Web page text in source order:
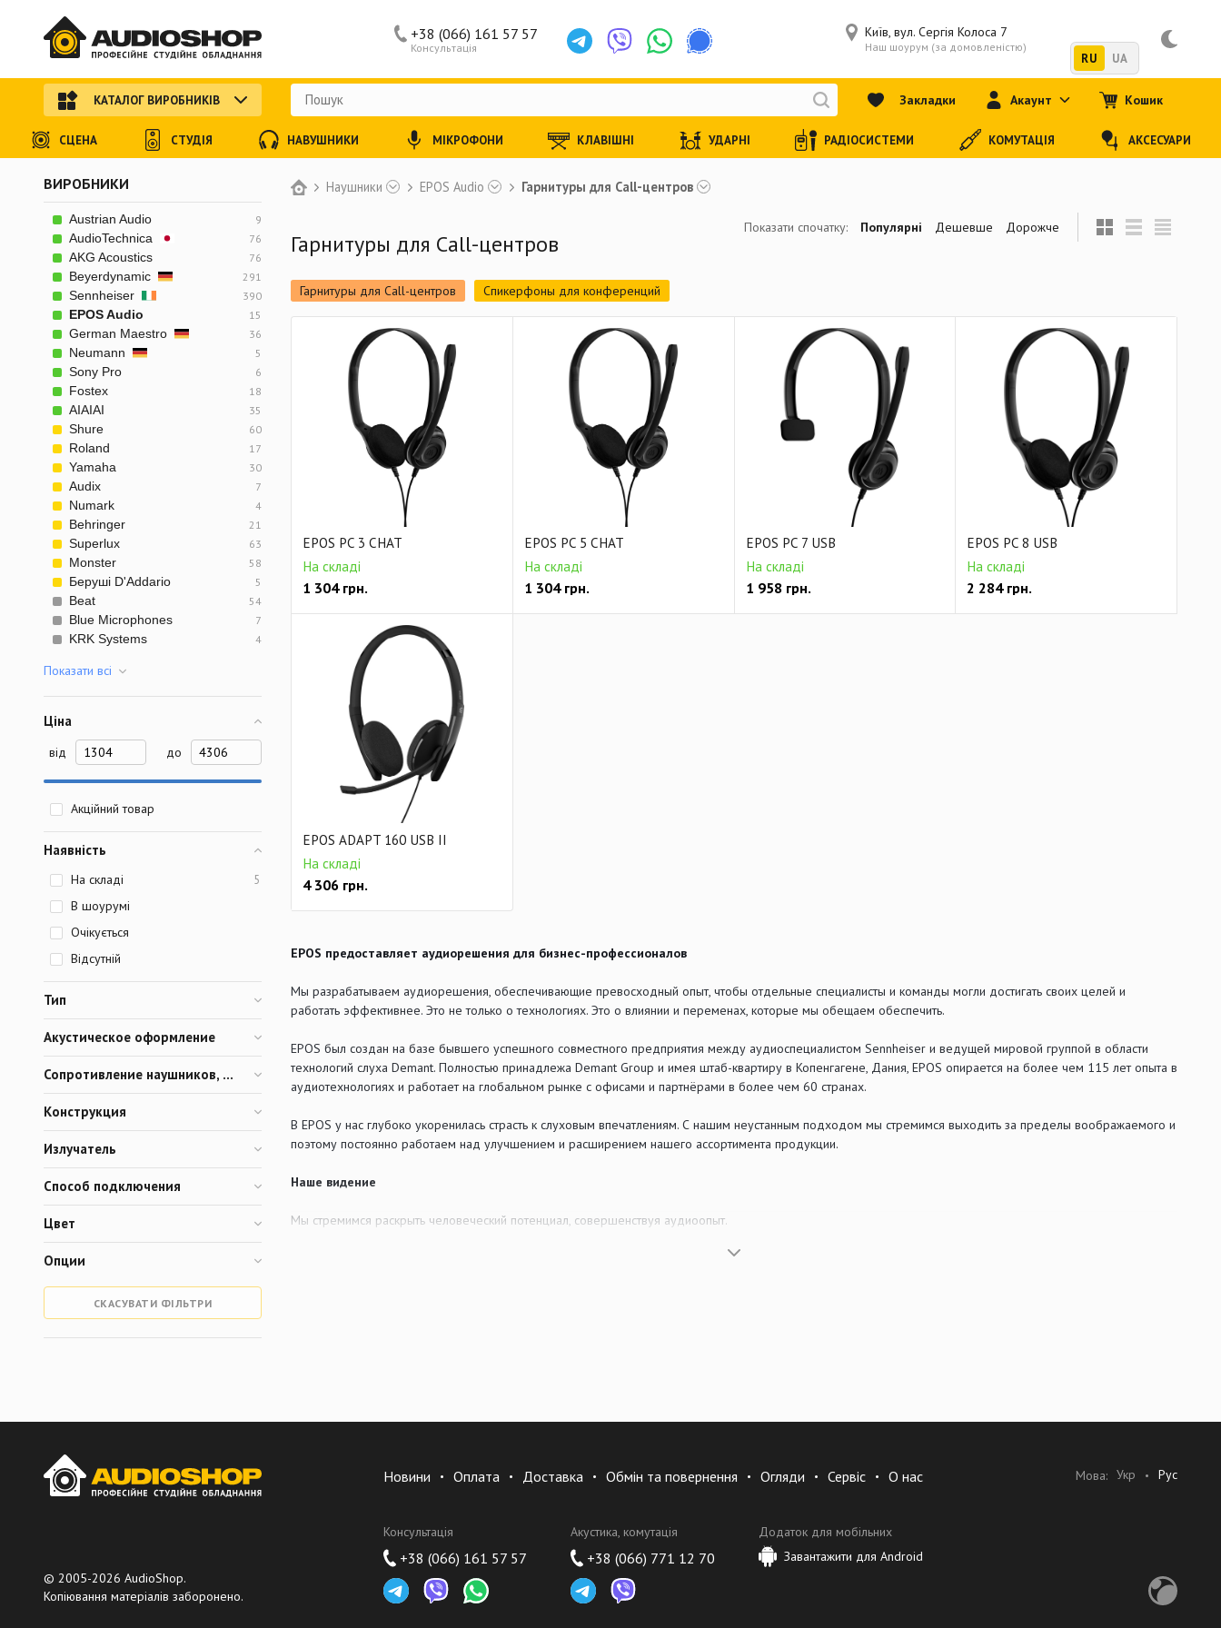
Наушники EPOS Audio Гарнитуры для Call-центров
Гарнитуры для Call-центров
Гарнитуры для Call-центров Спикерфоны для конференций
EPOS PC 3 CHAT
На складі
1 304грн.
EPOS PC 5 CHAT
На складі
1 304грн.
EPOS PC 7 USB
На складі
1 958 грн.
EPOS PC 8 USB
На складі
2 284грн.
EPOS ADAPT 160 USB II
На складі
4 306 грн.
Показати спочатку: Популярні Дешевше Дорожче
EPOS предоставляет аудиорешения для бизнес-профессионалов
Мы разрабатываем аудиорешения, обеспечивающие превосходный опыт, чтобы отдельные специалисты и команды могли достигать своих целей и
работать эффективнее. Это не только о технологиях. Это о влиянии и переменах, которые мы обещаем обеспечить.
EPOS был создан на базе бывшего успешного совместного предприятия между аудиоспециалистом Sennheiser и ведущей мировой группой в области
технологий слуха Demant. Полностью принадлежа Demant Group и имея штаб-квартиру в Копенгагене, Дания, EPOS опирается на более чем 115 лет опыта в
аудиотехнологиях и работает на глобальном рынке с офисами и партнёрами в более чем 60 странах.
В EPOS у нас глубоко укоренилась страсть к слуховым впечатлениям. С нашим неустанным подходом мы стремимся выходить за пределы воображаемого и
поэтому постоянно работаем над улучшением и расширением нашего ассортимента продукции.
Наше видение
Мы стремимся раскрыть человеческий потенциал, совершенствуя аудиоопыт.
Благодаря десятилетиям исследований мы получили знания о том, как мозг воспринимает звук. Это понимание позволяет нам создавать наилучшие
аудиорешения, дающие возможность сосредотачиваться и работать эффективнее с меньшими затратами мозговой энергии. Благодаря этому вы сможете
Создан на базе бывшего совместного предприятия Sennheiser Communications
EPOS не является новым игроком в отрасли — до 2020 года мы были известны как Sennheiser Communications, компания, основанная в 2003 году как
совместное предприятие между аудиоспециалистом Sennheiser и ведущей мировой группой в области охраны здоровья слуха Demant. В 2020 году
ВИРОБНИКИ
Austrian Audio 9
AudioTechnica 76
AKG Acoustics 76
Beyerdynamic 291
Sennheiser 390
EPOS Audio 15
German Maestro 36
Neumann 5
Sony Pro 6
Fostex 18
AIAIAI 35
Shure 60
Roland 17
Yamaha 30
Audix 7
Numark 4
Behringer 21
Superlux 63
Monster 58
Беруші D'Addario 5
Beat 54
Blue Microphones 7
KRK Systems 4
Показати всi
Ціна
від до
Акційний товар
Наявність
На складі 5
В шоурумі
Очікується
Відсутній
Тип
Акустическое оформление
Сопротивление наушников, Ом
Конструкция
Излучатель
Способ подключения
Цвет
Опции
СКАСУВАТИ ФІЛЬТРИ
Консультація
+38 (066) 161 57 57 Київ, вул. Сергія Колоса 7
Наш шоурум (за домовленістю)
RU UA
КАТАЛОГ ВИРОБНИКІВ Закладки Акаунт Кошик
СЦЕНА СТУДІЯ НАВУШНИКИ МІКРОФОНИ КЛАВІШНІ УДАРНІ РАДІОСИСТЕМИ КОМУТАЦІЯ АКСЕСУАРИ
Новини Оплата Доставка Обмін та повернення Огляди Сервіс О нас
Консультація
+38 (066) 161 57 57
Акустика, комутація
+38 (066) 771 12 70
Додаток для мобільних
Завантажити для Android
Мова: Укр Рус
© 2005-2026 AudioShop.
Копіювання матеріалів заборонено.